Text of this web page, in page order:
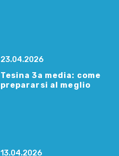
23.04.2026
Tesina 3a media: come
prepararsi al meglio
13.04.2026